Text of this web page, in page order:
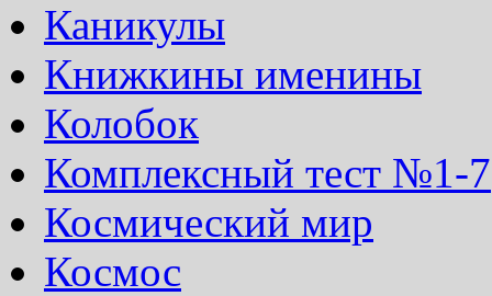
Каникулы
Книжкины именины
Колобок
Комплексный тест №1-7
Космический мир
Космос